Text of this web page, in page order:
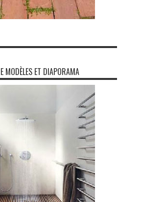
MODÈLES ET DIAPORAMA